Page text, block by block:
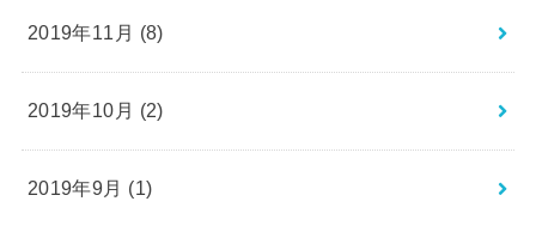
2019年11月 (8)
2019年10月 (2)
2019年9月 (1)